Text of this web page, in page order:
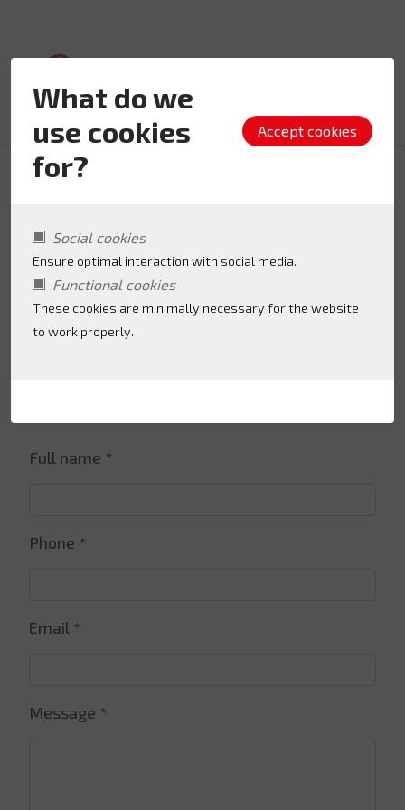
What do we
use cookies
for?
Social cookies
Ensure optimal interaction with social media.
Functional cookies
These cookies are minimally necessary for the website
to work properly.
Heb je een vraag voor het lokaal loket
kinderopvang? Laat hier een bericht achter en
Full name *
Phone *
Email *
Message *